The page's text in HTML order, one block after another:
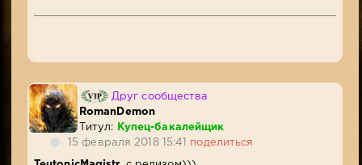
Друг сообщества
RomanDemon
Титул:
Купец-бакалейщик
15 февраля 2018 15:41
поделиться